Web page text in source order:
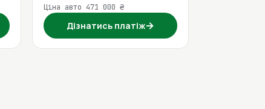
Ціна авто 471 000 ₴
Дізнатись платіж→